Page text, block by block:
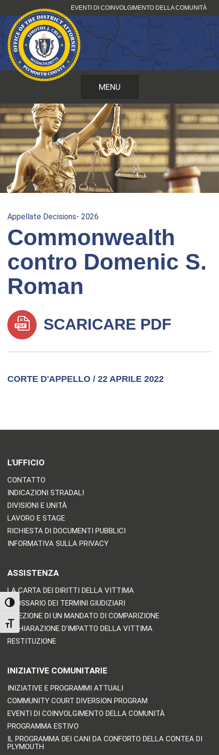
TOGGLE HIGH CONTRAST
TOGGLE FONT SIZE
al
contenuto
EVENTI DI COINVOLGIMENTO DELLA COMUNITÀ
MENU
Appellate Decisions- 2026
Commonwealth
contro Domenic S.
Roman
SCARICARE PDF
CORTE D'APPELLO / 22 APRILE 2022
L'UFFICIO
CONTATTO
INDICAZIONI STRADALI
DIVISIONI E UNITÀ
LAVORO E STAGE
RICHIESTA DI DOCUMENTI PUBBLICI
INFORMATIVA SULLA PRIVACY
ASSISTENZA
LA CARTA DEI DIRITTI DELLA VITTIMA
GLOSSARIO DEI TERMINI GIUDIZIARI
RICEZIONE DI UN MANDATO DI COMPARIZIONE
DICHIARAZIONE D'IMPATTO DELLA VITTIMA
RESTITUZIONE
INIZIATIVE COMUNITARIE
INIZIATIVE E PROGRAMMI ATTUALI
COMMUNITY COURT DIVERSION PROGRAM
EVENTI DI COINVOLGIMENTO DELLA COMUNITÀ
PROGRAMMA ESTIVO
IL PROGRAMMA DEI CANI DA CONFORTO DELLA CONTEA DI
PLYMOUTH